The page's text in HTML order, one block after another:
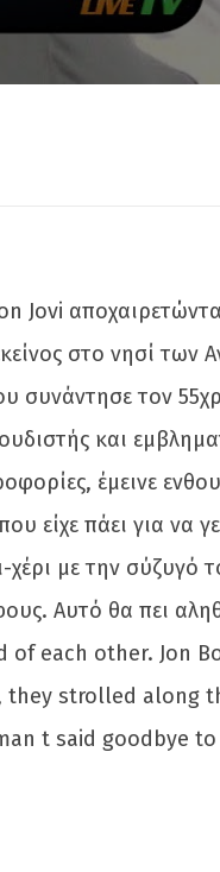
στο νησί
τον
και
έμεινε
πάει για να
χέρι με την
Αυτό θα πει
each other. Jon
strolled along
t said goodbye